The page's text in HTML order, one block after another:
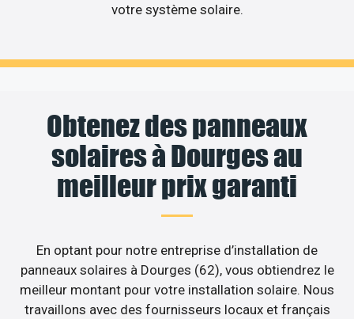
votre système solaire.
Obtenez des panneaux
solaires à Dourges au
meilleur prix garanti
En optant pour notre entreprise d’installation de
panneaux solaires à Dourges (62), vous obtiendrez le
meilleur montant pour votre installation solaire. Nous
travaillons avec des fournisseurs locaux et français